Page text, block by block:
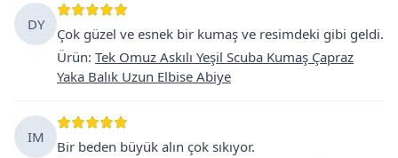
DY
Çok güzel ve esnek bir kumaş ve resimdeki gibi geldi.
Ürün: Tek Omuz Askılı Yeşil Scuba Kumaş Çapraz
Yaka Balık Uzun Elbise Abiye
IM
Bir beden büyük alın çok sıkıyor.